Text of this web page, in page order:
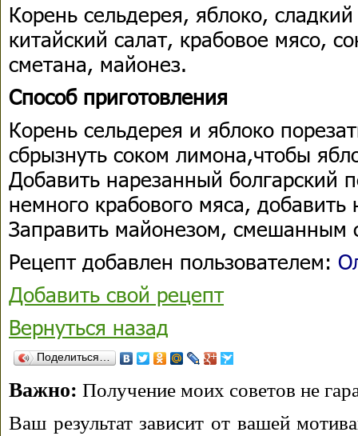
Корень сельдерея, яблоко,
китайский салат, крабовое мясо,
сметана, майонез.
Способ приготовления
Корень сельдерея и яблоко
сбрызнуть соком лимона,чтобы
Добавить нарезанный болгарский
немного крабового мяса, добавить
Заправить майонезом, смешанным
Рецепт добавлен пользователем:
Добавить свой рецепт
Вернуться назад
Поделиться…
Важно: Получение моих советов не
Ваш результат зависит от вашей